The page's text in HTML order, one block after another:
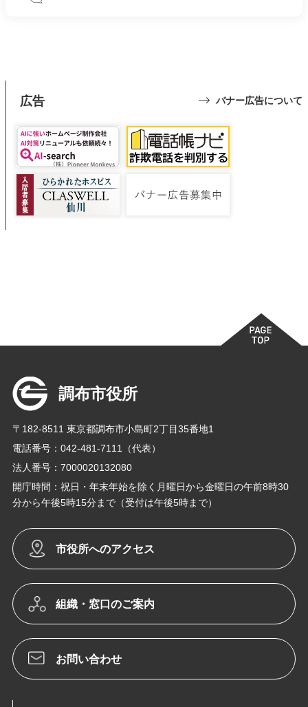
広告 バナー広告について
調布市役所
〒182-8511 東京都調布市小島町2丁目35番地1
電話番号：042-481-7111（代表）
法人番号：7000020132080
開庁時間：祝日・年末年始を除く月曜日から金曜日の午前8時30
分から午後5時15分まで（受付は午後5時まで）
市役所へのアクセス
組織・窓口のご案内
お問い合わせ